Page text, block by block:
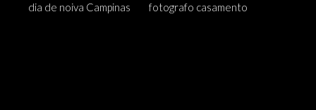
dia de noiva Campinas
fotografo casamento